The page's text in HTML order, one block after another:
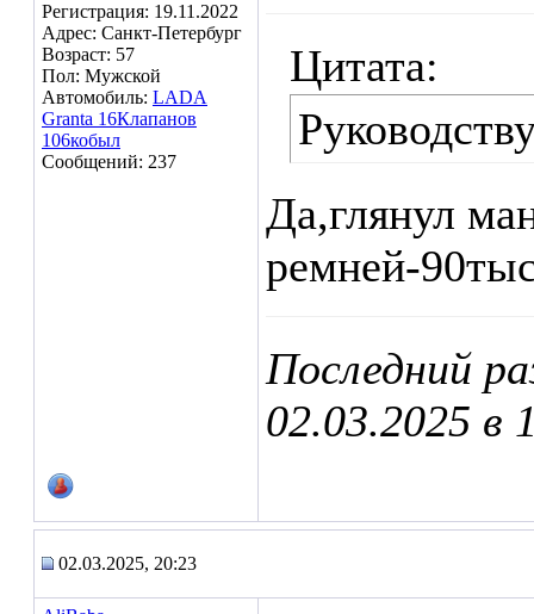
Регистрация: 19.11.2022
Адрес: Санкт-Петербург
Возраст: 57
Пол: Мужской
Автомобиль: LADA
Granta 16Клапанов
106кобыл
Сообщений: 237
Цитата:
Да,глянул
ремней-
Последний
02.03.2025 в
02.03.2025, 20:23